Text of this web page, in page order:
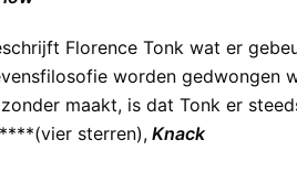
Florence Tonk wat er
worden gedwongen
maakt, is dat Tonk er
sterren),Knack